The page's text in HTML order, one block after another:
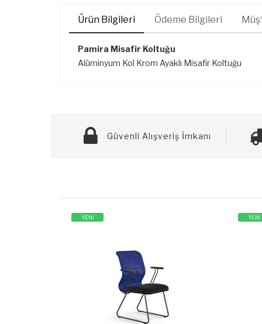
Ürün Bilgileri Ödeme Bilgileri
Pamira Misafir Koltuğu
Alüminyum Kol Krom Ayaklı Misafir Koltuğu
Güvenli Alışveriş İmkanı
YENİ YENİ